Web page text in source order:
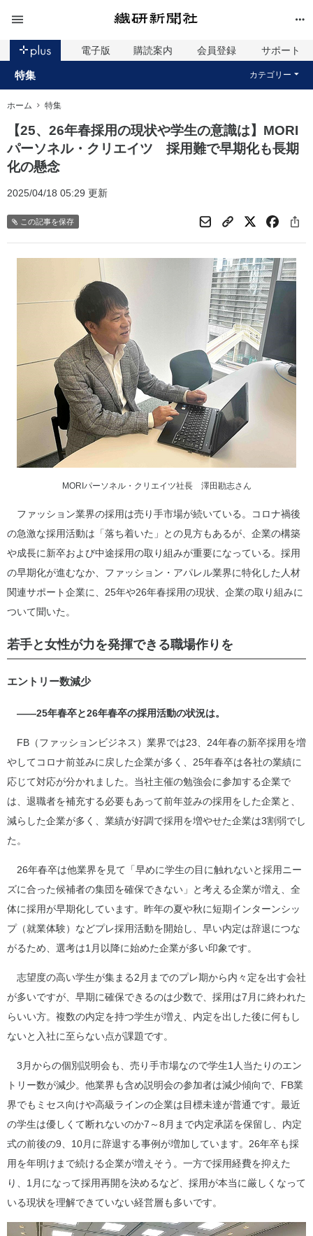
電子版 購読案内 会員登録 サポート
特集 カテゴリー
ホーム 特集
【25、26年春採用の現状や学生の意識は】MORI
パーソネル・クリエイツ 採用難で早期化も長期
化の懸念
2025/04/18 05:29 更新
この記事を保存
MORIパーソネル・クリエイツ社長 澤田勘志さん
ファッション業界の採用は売り手市場が続いている。コロナ禍後
の急激な採用活動は「落ち着いた」との見方もあるが、企業の構築
や成長に新卒および中途採用の取り組みが重要になっている。採用
の早期化が進むなか、ファッション・アパレル業界に特化した人材
関連サポート企業に、25年や26年春採用の現状、企業の取り組みに
ついて聞いた。
若手と女性が力を発揮できる職場作りを
エントリー数減少
――25年春卒と26年春卒の採用活動の状況は。
FB（ファッションビジネス）業界では23、24年春の新卒採用を増
やしてコロナ前並みに戻した企業が多く、25年春卒は各社の業績に
応じて対応が分かれました。当社主催の勉強会に参加する企業で
は、退職者を補充する必要もあって前年並みの採用をした企業と、
減らした企業が多く、業績が好調で採用を増やせた企業は3割弱でし
た。
26年春卒は他業界を見て「早めに学生の目に触れないと採用ニー
ズに合った候補者の集団を確保できない」と考える企業が増え、全
体に採用が早期化しています。昨年の夏や秋に短期インターンシッ
プ（就業体験）などプレ採用活動を開始し、早い内定は辞退につな
がるため、選考は1月以降に始めた企業が多い印象です。
志望度の高い学生が集まる2月までのプレ期から内々定を出す会社
が多いですが、早期に確保できるのは少数で、採用は7月に終われた
らいい方。複数の内定を持つ学生が増え、内定を出した後に何もし
ないと入社に至らない点が課題です。
3月からの個別説明会も、売り手市場なので学生1人当たりのエン
トリー数が減少。他業界も含め説明会の参加者は減少傾向で、FB業
界でもミセス向けや高級ラインの企業は目標未達が普通です。最近
の学生は優しくて断れないのか7～8月まで内定承諾を保留し、内定
式の前後の9、10月に辞退する事例が増加しています。26年卒も採
用を年明けまで続ける企業が増えそう。一方で採用経費を抑えた
り、1月になって採用再開を決めるなど、採用が本当に厳しくなって
いる現状を理解できていない経営層も多いです。